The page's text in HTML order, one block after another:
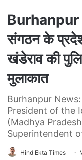
Burhanpur
संगठन के
खंडेराव की
मुलाकात
Burhanpur
President of the
(Madhya
Superintendent
Hind Ekta Times